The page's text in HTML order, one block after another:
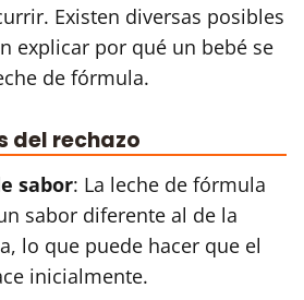
Existen diversas posibles
explicar por qué un bebé se
de fórmula.
del rechazo
sabor: La leche de fórmula
sabor diferente al de la
lo que puede hacer que el
inicialmente.